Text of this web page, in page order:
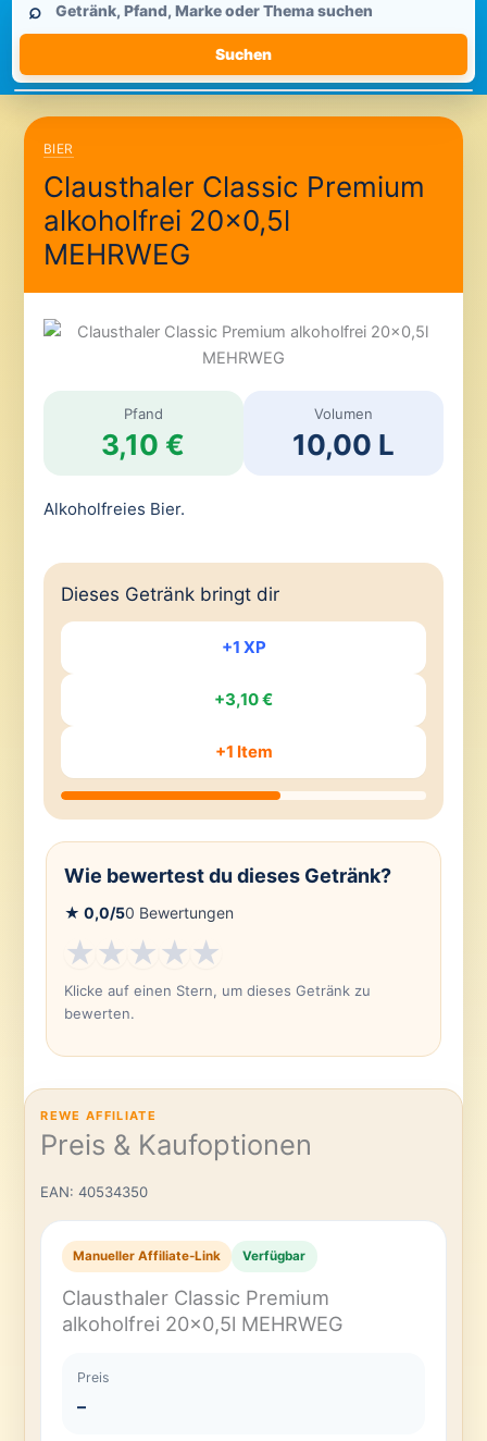
durchsuchen
⌕
Suchen
BIER
Clausthaler Classic Premium
alkoholfrei 20×0,5l
MEHRWEG
Pfand
3,10 €
Volumen
10,00 L
Alkoholfreies Bier.
Dieses Getränk bringt dir
+1 XP
+3,10 €
+1 Item
Wie bewertest du dieses Getränk?
★ 0,0/50 Bewertungen
★★★★★
Klicke auf einen Stern, um dieses Getränk zu
bewerten.
REWE AFFILIATE
Preis & Kaufoptionen
EAN: 40534350
Manueller Affiliate-Link Verfügbar
Clausthaler Classic Premium
alkoholfrei 20×0,5l MEHRWEG
Preis
–